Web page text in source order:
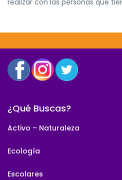
realizar con las personas que
¿Qué Buscas?
Activo – Naturaleza
Ecología
Escolares